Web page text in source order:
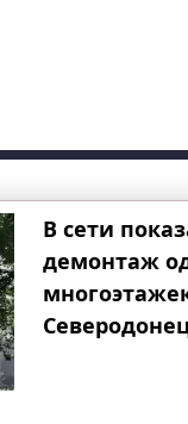
В сети
демонтаж